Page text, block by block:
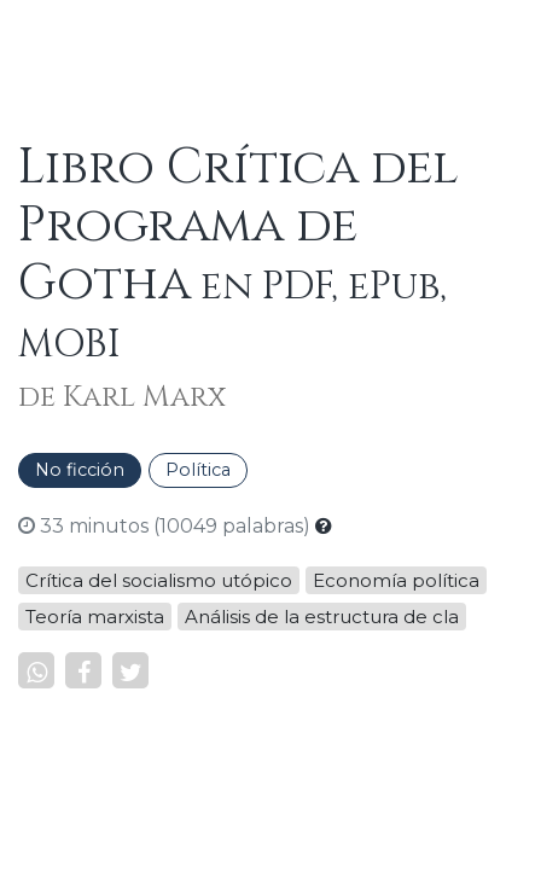
Libro Crítica del
Programa de
Gothaen PDF, ePub,
MOBI
de Karl Marx
No ficción Política
33 minutos (10049 palabras)
Crítica del socialismo utópico
Economía política
Teoría marxista
Análisis de la estructura de cla